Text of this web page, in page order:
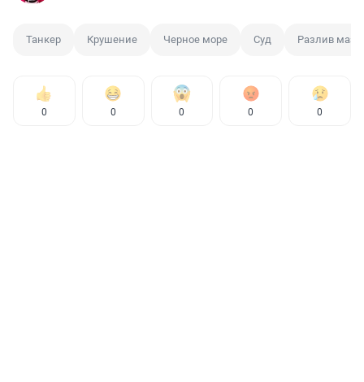
Танкер Крушение Черное море Суд Разлив
0 0 0 0 0